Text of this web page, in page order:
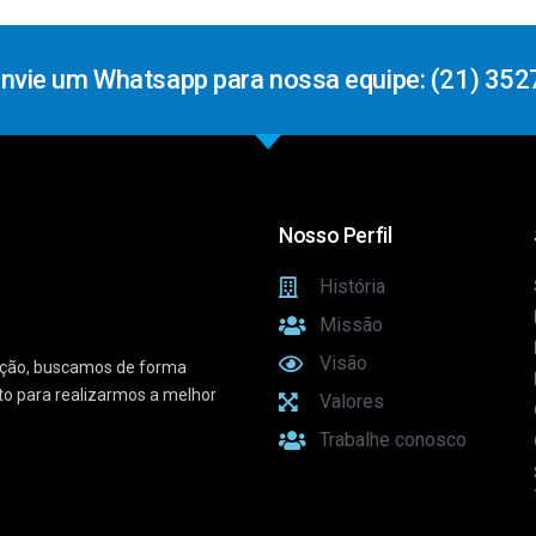
um Whatsapp para nossa equipe: (21)
buscamos de forma
para realizarmos a melhor
Nosso Perfil
História
Missão
Visão
Valores
Trabalhe conosco